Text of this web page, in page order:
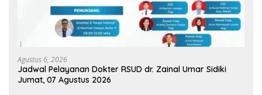
Agustus 6, 2026
Jadwal Pelayanan Dokter RSUD dr. Zainal Umar Sidiki
Jumat, 07 Agustus 2026